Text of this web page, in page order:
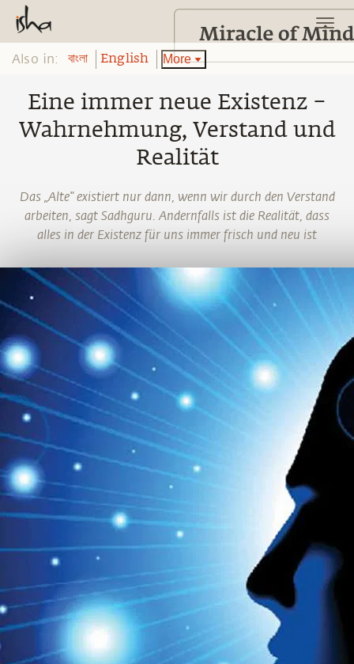
Also in: বাংলা English More
Eine immer neue Existenz –
Wahrnehmung, Verstand und
Realität
Das „Alte“ existiert nur dann, wenn wir durch den Verstand
arbeiten, sagt Sadhguru. Andernfalls ist die Realität, dass
alles in der Existenz für uns immer frisch und neu ist